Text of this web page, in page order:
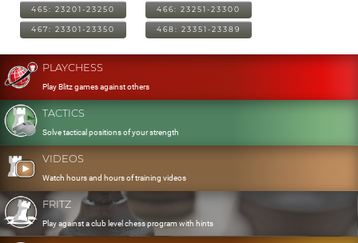
465: 23201-23250 466: 23251-23300
467: 23301-23350 468: 23351-23389
PLAYCHESS
Play Blitz games against others
TACTICS
Solve tactical positions of your strength
VIDEOS
Watch hours and hours of training videos
FRITZ
Play against a club level chess program with hints